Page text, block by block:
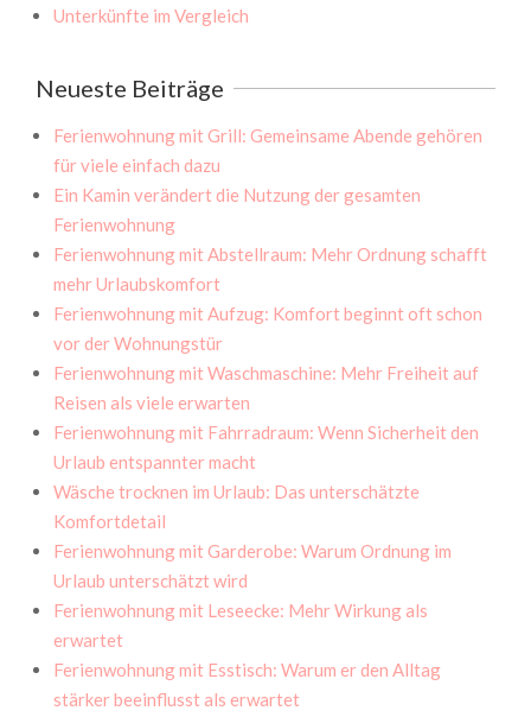
Unterkünfte im Vergleich
Neueste Beiträge
Ferienwohnung mit Grill: Gemeinsame Abende gehören
für viele einfach dazu
Ein Kamin verändert die Nutzung der gesamten
Ferienwohnung
Ferienwohnung mit Abstellraum: Mehr Ordnung schafft
mehr Urlaubskomfort
Ferienwohnung mit Aufzug: Komfort beginnt oft schon
vor der Wohnungstür
Ferienwohnung mit Waschmaschine: Mehr Freiheit auf
Reisen als viele erwarten
Ferienwohnung mit Fahrradraum: Wenn Sicherheit den
Urlaub entspannter macht
Wäsche trocknen im Urlaub: Das unterschätzte
Komfortdetail
Ferienwohnung mit Garderobe: Warum Ordnung im
Urlaub unterschätzt wird
Ferienwohnung mit Leseecke: Mehr Wirkung als
erwartet
Ferienwohnung mit Esstisch: Warum er den Alltag
stärker beeinflusst als erwartet